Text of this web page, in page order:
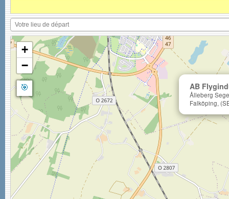
AB
Ålleberg
Falköping,
+
−
🎯